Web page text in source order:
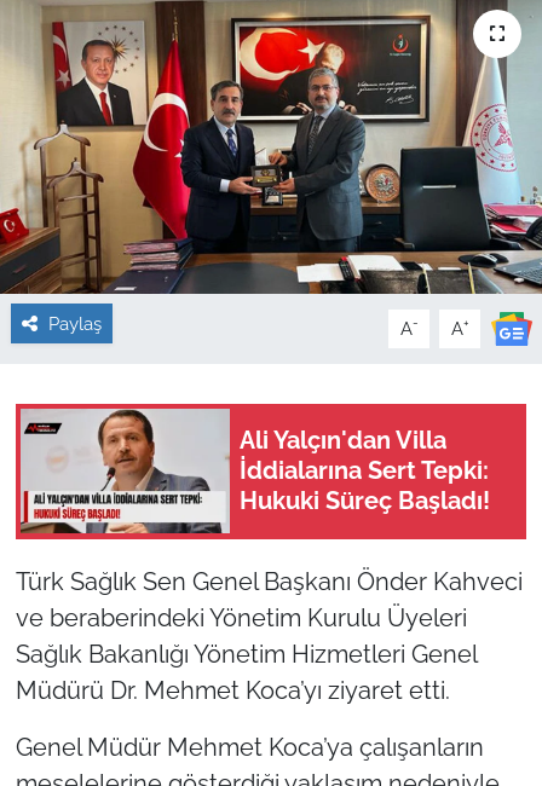
Paylaş A- A+
Ali Yalçın'dan Villa
İddialarına Sert Tepki:
Hukuki Süreç Başladı!
Türk Sağlık Sen Genel Başkanı Önder Kahveci
ve beraberindeki Yönetim Kurulu Üyeleri
Sağlık Bakanlığı Yönetim Hizmetleri Genel
Müdürü Dr. Mehmet Koca’yı ziyaret etti.
Genel Müdür Mehmet Koca’ya çalışanların
Güncel
Kamu Alımları